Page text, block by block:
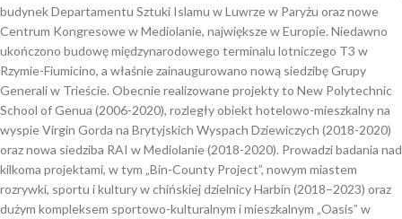
budynek Departamentu Sztuki Islamu w Luwrze w Paryżu oraz nowe
Centrum Kongresowe w Mediolanie, największe w Europie. Niedawno
ukończono budowę międzynarodowego terminalu lotniczego T3 w
Rzymie-Fiumicino, a właśnie zainaugurowano nową siedzibę Grupy
Generali w Trieście. Obecnie realizowane projekty to New Polytechnic
School of Genua (2006-2020), rozległy obiekt hotelowo-mieszkalny na
wyspie Virgin Gorda na Brytyjskich Wyspach Dziewiczych (2018-2020)
oraz nowa siedziba RAI w Mediolanie (2018-2020). Prowadzi badania nad
kilkoma projektami, w tym „Bin-County Project”, nowym miastem
rozrywki, sportu i kultury w chińskiej dzielnicy Harbin (2018–2023) oraz
dużym kompleksem sportowo-kulturalnym i mieszkalnym „Oasis” w